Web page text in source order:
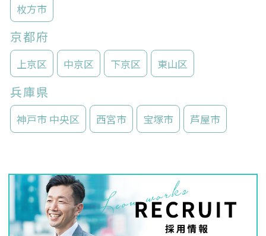
枚方市
京都府
上京区 中京区 下京区 東山区
兵庫県
神戸市 中央区 西宮市 宝塚市 芦屋市